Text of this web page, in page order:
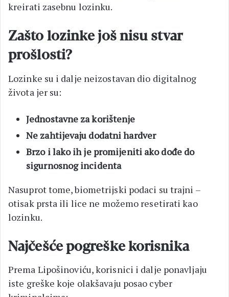
kreirati zasebnu lozinku.
Zašto lozinke još nisu stvar
prošlosti?
Lozinke su i dalje neizostavan dio digitalnog
života jer su:
Jednostavne za korištenje
Ne zahtijevaju dodatni hardver
Brzo i lako ih je promijeniti ako dođe do
sigurnosnog incidenta
Nasuprot tome, biometrijski podaci su trajni –
otisak prsta ili lice ne možemo resetirati kao
lozinku.
Najčešće pogreške korisnika
Prema Lipošinoviću, korisnici i dalje ponavljaju
iste greške koje olakšavaju posao cyber